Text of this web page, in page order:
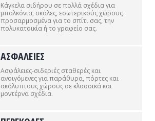
Κάγκελα σιδήρου σε πολλά σχέδια για
μπαλκόνια, σκάλες, εσωτερικούς χώρους
προσαρμοσμένα για το σπίτι σας, την
πολυκατοικία ή το γραφείο σας.
ΑΣΦΑΛΕΙΕΣ
Ασφάλειες-σιδεριές σταθερές και
ανοιγόμενες για παράθυρα, πόρτες και
ακάλυπτους χώρους σε κλασσικά και
μοντέρνα σχέδια.